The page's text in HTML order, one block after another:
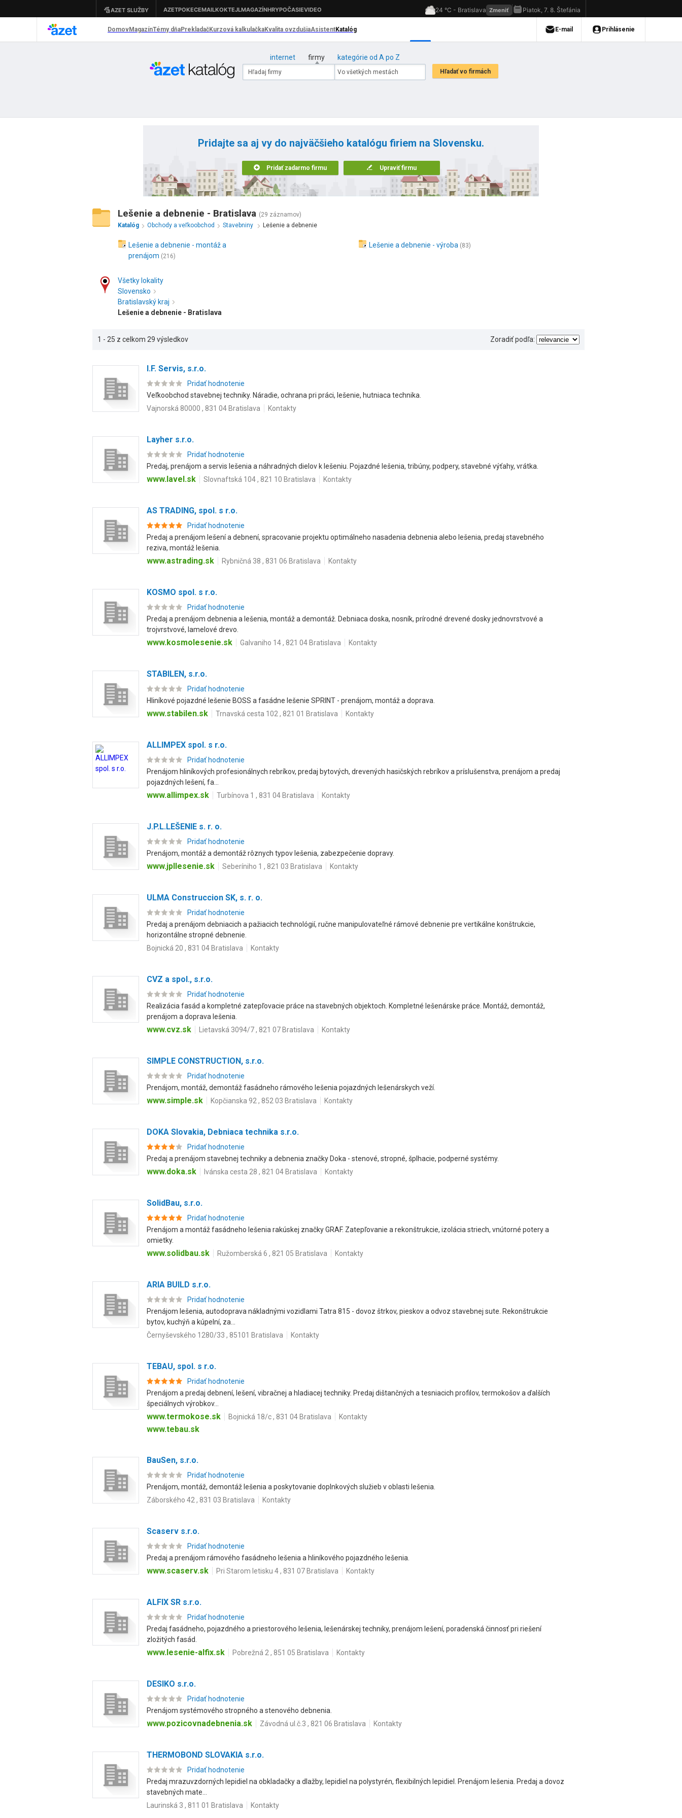
internet firmy kategórie od A po Z
Pridajte sa aj vy do najväčšieho katalógu firiem na Slovensku.
Pridať zadarmo firmu Upraviť firmu
Lešenie a debnenie - Bratislava (29 záznamov)
Katalóg
Obchody a veľkoobchod Stavebniny Lešenie a debnenie
Lešenie a debnenie - montáž a
prenájom (216)
Lešenie a debnenie - výroba (83)
Všetky lokality
Slovensko
Bratislavský kraj
Lešenie a debnenie - Bratislava
1 - 25 z celkom 29 výsledkov Zoradiť podľa:
I.F. Servis, s.r.o.
Pridať hodnotenie
Veľkoobchod stavebnej techniky. Náradie, ochrana pri práci, lešenie, hutniaca technika.
Vajnorská 80000 , 831 04 Bratislava
Kontakty
Layher s.r.o.
Pridať hodnotenie
Predaj, prenájom a servis lešenia a náhradných dielov k lešeniu. Pojazdné lešenia, tribúny, podpery, stavebné výťahy, vrátka.
www.lavel.sk Slovnaftská 104 , 821 10 Bratislava Kontakty
AS TRADING, spol. s r.o.
Pridať hodnotenie
Predaj a prenájom lešení a debnení, spracovanie projektu optimálneho nasadenia debnenia alebo lešenia, predaj stavebného
reziva, montáž lešenia.
www.astrading.sk Rybničná 38 , 831 06 Bratislava Kontakty
KOSMO spol. s r.o.
Pridať hodnotenie
Predaj a prenájom debnenia a lešenia, montáž a demontáž. Debniaca doska, nosník, prírodné drevené dosky jednovrstvové a
trojvrstvové, lamelové drevo.
www.kosmolesenie.sk Galvaniho 14 , 821 04 Bratislava Kontakty
STABILEN, s.r.o.
Pridať hodnotenie
Hliníkové pojazdné lešenie BOSS a fasádne lešenie SPRINT - prenájom, montáž a doprava.
www.stabilen.sk Trnavská cesta 102 , 821 01 Bratislava Kontakty
ALLIMPEX spol. s r.o.
Pridať hodnotenie
Prenájom hliníkových profesionálnych rebríkov, predaj bytových, drevených hasičských rebríkov a príslušenstva, prenájom a predaj
pojazdných lešení, fa...
www.allimpex.sk Turbínova 1 , 831 04 Bratislava Kontakty
J.P.L.LEŠENIE s. r. o.
Pridať hodnotenie
Prenájom, montáž a demontáž rôznych typov lešenia, zabezpečenie dopravy.
www.jpllesenie.sk Seberíniho 1 , 821 03 Bratislava Kontakty
ULMA Construccion SK, s. r. o.
Pridať hodnotenie
Predaj a prenájom debniacich a pažiacich technológií, ručne manipulovateľné rámové debnenie pre vertikálne konštrukcie,
horizontálne stropné debnenie.
Bojnická 20 , 831 04 Bratislava
Kontakty
CVZ a spol., s.r.o.
Pridať hodnotenie
Realizácia fasád a kompletné zatepľovacie práce na stavebných objektoch. Kompletné lešenárske práce. Montáž, demontáž,
prenájom a doprava lešenia.
www.cvz.sk Lietavská 3094/7 , 821 07 Bratislava Kontakty
SIMPLE CONSTRUCTION, s.r.o.
Pridať hodnotenie
Prenájom, montáž, demontáž fasádneho rámového lešenia pojazdných lešenárskych veží.
www.simple.sk Kopčianska 92 , 852 03 Bratislava Kontakty
DOKA Slovakia, Debniaca technika s.r.o.
Pridať hodnotenie
Predaj a prenájom stavebnej techniky a debnenia značky Doka - stenové, stropné, šplhacie, podperné systémy.
www.doka.sk Ivánska cesta 28 , 821 04 Bratislava Kontakty
SolidBau, s.r.o.
Pridať hodnotenie
Prenájom a montáž fasádneho lešenia rakúskej značky GRAF. Zatepľovanie a rekonštrukcie, izolácia striech, vnútorné potery a
omietky.
www.solidbau.sk Ružomberská 6 , 821 05 Bratislava Kontakty
ARIA BUILD s.r.o.
Pridať hodnotenie
Prenájom lešenia, autodoprava nákladnými vozidlami Tatra 815 - dovoz štrkov, pieskov a odvoz stavebnej sute. Rekonštrukcie
bytov, kuchýň a kúpelní, za...
Černyševského 1280/33 , 85101 Bratislava
Kontakty
TEBAU, spol. s r.o.
Pridať hodnotenie
Prenájom a predaj debnení, lešení, vibračnej a hladiacej techniky. Predaj dištančných a tesniacich profilov, termokošov a ďalších
špeciálnych výrobkov...
www.termokose.sk Bojnická 18/c , 831 04 Bratislava Kontakty
www.tebau.sk
BauSen, s.r.o.
Pridať hodnotenie
Prenájom, montáž, demontáž lešenia a poskytovanie doplnkových služieb v oblasti lešenia.
Záborského 42 , 831 03 Bratislava
Kontakty
Scaserv s.r.o.
Pridať hodnotenie
Predaj a prenájom rámového fasádneho lešenia a hliníkového pojazdného lešenia.
www.scaserv.sk Pri Starom letisku 4 , 831 07 Bratislava Kontakty
ALFIX SR s.r.o.
Pridať hodnotenie
Predaj fasádneho, pojazdného a priestorového lešenia, lešenárskej techniky, prenájom lešení, poradenská činnosť pri riešení
zložitých fasád.
www.lesenie-alfix.sk Pobrežná 2 , 851 05 Bratislava Kontakty
DESIKO s.r.o.
Pridať hodnotenie
Prenájom systémového stropného a stenového debnenia.
www.pozicovnadebnenia.sk Závodná ul.č.3 , 821 06 Bratislava Kontakty
THERMOBOND SLOVAKIA s.r.o.
Pridať hodnotenie
Predaj mrazuvzdorných lepidiel na obkladačky a dlažby, lepidiel na polystyrén, flexibilných lepidiel. Prenájom lešenia. Predaj a dovoz
stavebných mate...
Laurinská 3 , 811 01 Bratislava
Kontakty